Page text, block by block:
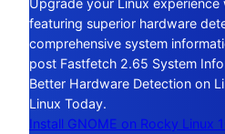
Upgrade your Linux
featuring superior hardware
comprehensive system
post Fastfetch 2.65 System
Better Hardware Detection on
Linux Today.
Install GNOME on Rocky Linux